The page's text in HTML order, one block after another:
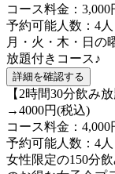
コース料金：3,000
予約可能人数：4人
月・火・木・日の
放題付きコース♪
詳細を確認する
【2時間30分飲み
→4000円(税込)
コース料金：4,000
予約可能人数：4人
女性限定の150分